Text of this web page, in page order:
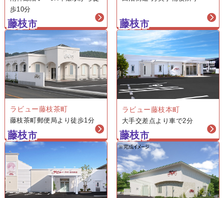
歩10分
藤枝市
ラビュー藤枝茶町
藤枝茶町郵便局より徒歩1分
藤枝市
ラビュー藤枝本町
大手交差点より車で2分
藤枝市 藤枝市